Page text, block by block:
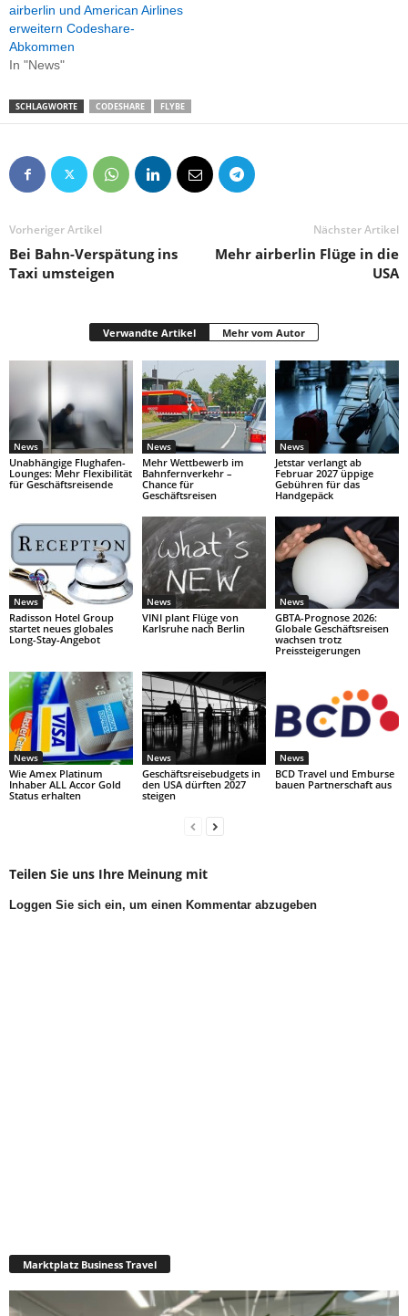
airberlin und American Airlines
erweitern Codeshare-
Abkommen
In "News"
SCHLAGWORTE CODESHARE FLYBE
Vorheriger Artikel
Bei Bahn-Verspätung ins
Taxi umsteigen
Nächster Artikel
Mehr airberlin Flüge in die
USA
Verwandte Artikel Mehr vom Autor
News
Unabhängige Flughafen-
Lounges: Mehr Flexibilität
für Geschäftsreisende
News
Mehr Wettbewerb im
Bahnfernverkehr –
Chance für
Geschäftsreisen
News
Jetstar verlangt ab
Februar 2027 üppige
Gebühren für das
Handgepäck
News
Radisson Hotel Group
startet neues globales
Long-Stay-Angebot
News
VINI plant Flüge von
Karlsruhe nach Berlin
News
GBTA-Prognose 2026:
Globale Geschäftsreisen
wachsen trotz
Preissteigerungen
News
Wie Amex Platinum
Inhaber ALL Accor Gold
Status erhalten
News
Geschäftsreisebudgets in
den USA dürften 2027
steigen
News
BCD Travel und Emburse
bauen Partnerschaft aus
Teilen Sie uns Ihre Meinung mit
Loggen Sie sich ein, um einen Kommentar abzugeben
Marktplatz Business Travel